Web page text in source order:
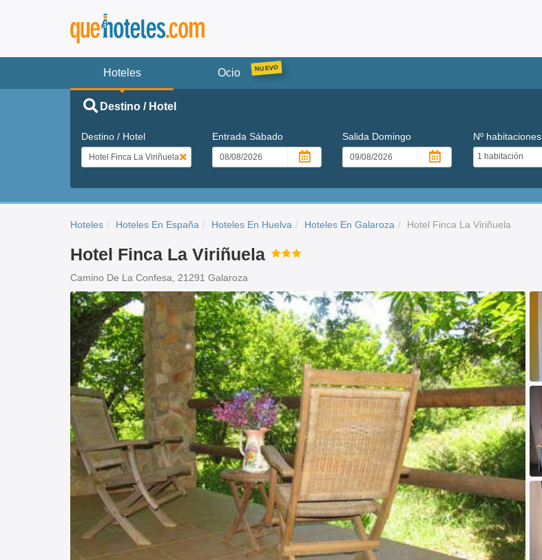
Hoteles Ocio
Destino / Hotel
Destino / Hotel Entrada Sábado Salida Domingo Nº habitaciones
Hoteles Hoteles En España Hoteles En Huelva Hoteles En Galaroza Hotel Finca La Viriñuela
Hotel Finca La Viriñuela
Camino De La Confesa, 21291 Galaroza